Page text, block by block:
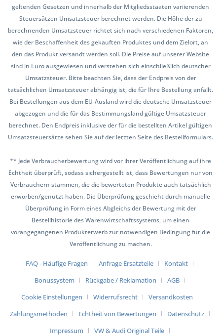
geltenden Gesetzen und innerhalb der Mitgliedsstaaten variierenden
Steuersätzen Umsatzsteuer berechnet werden. Die Höhe der zu
berechnenden Umsatzsteuer richtet sich nach verschiedenen Faktoren,
wie der Beschaffenheit des gekauften Produktes und dem Zielort, an
den das Produkt versandt werden soll. Die Preise auf unserer Website
sind in Euro ausgewiesen und verstehen sich einschließlich deutscher
Umsatzsteuer. Bitte beachten Sie, dass der Endpreis von der
tatsächlichen Umsatzsteuer abhängig ist, die für Ihre Bestellung anfällt.
Bei Bestellungen aus dem EU-Ausland wird die deutsche Umsatzsteuer
abgezogen und die für das Bestimmungsland gültige Umsatzsteuer
berechnet. Den Endpreis inklusive der für die bestellten Artikel gültigen
Umsatzsteuersätze sehen Sie auf der letzten Seite des Bestellformulars.
** Jede Verbraucherbewertung wird vor ihrer Veröffentlichung auf ihre
Echtheit überprüft, sodass sichergestellt ist, dass Bewertungen nur von
Verbrauchern stammen, die die bewerteten Produkte auch tatsächlich
erworben/genutzt haben. Die Überprüfung geschieht durch manuelle
Überprüfung in Form eines Abgleichs der Bewertung mit der
Bestellhistorie des Warenwirtschaftssystems, um einen
vorangegangenen Produkterwerb zur notwendigen Bedingung für die
Veröffentlichung zu machen.
FAQ - Häufige Fragen Anfrage Ersatzteile
Kontakt
Bonussystem
Rückgabe / Reklamation
AGB
Cookie Einstellungen
Widerrufsrecht
Versandkosten
Zahlungsmethoden
Echtheit von Bewertungen
Datenschutz
Impressum
VW & Audi Original Teile